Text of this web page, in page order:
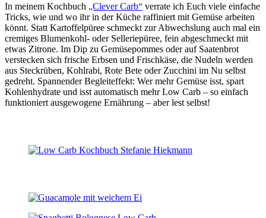
In meinem Kochbuch „Clever Carb“ verrate ich Euch viele einfache
Tricks, wie und wo ihr in der Küche raffiniert mit Gemüse arbeiten
könnt. Statt Kartoffelpüree schmeckt zur Abwechslung auch mal ein
cremiges Blumenkohl- oder Selleriepüree, fein abgeschmeckt mit
etwas Zitrone. Im Dip zu Gemüsepommes oder auf Saatenbrot
verstecken sich frische Erbsen und Frischkäse, die Nudeln werden
aus Steckrüben, Kohlrabi, Rote Bete oder Zucchini im Nu selbst
gedreht. Spannender Begleiteffekt: Wer mehr Gemüse isst, spart
Kohlenhydrate und isst automatisch mehr Low Carb – so einfach
funktioniert ausgewogene Ernährung – aber lest selbst!